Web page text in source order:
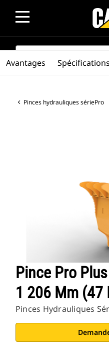
SEARCH
Pinces hydrauliques sériePro
Pince Pro
1 206 Mm (47
Pinces Hydrauliques
Avantages Spécifications